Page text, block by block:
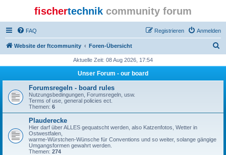
fischertechnik community forum
FAQ Anmelden
Registrieren
Website der ftcommunity Foren-Übersicht
h
Aktuelle Zeit: 08 Aug 2026, 17:54
Unser Forum - our board
Forumsregeln - board rules
Nutzungsbedingungen, Forumsregeln, usw.
Terms of use, general policies ect.
Themen: 6
Plauderecke
Hier darf über ALLES gequatscht werden, also Katzenfotos, Wetter in
Ostwestfalen,
warme-Würstchen-Wünsche für Conventions und so weiter, solange gängige
Umgangsformen gewahrt werden.
Themen: 274